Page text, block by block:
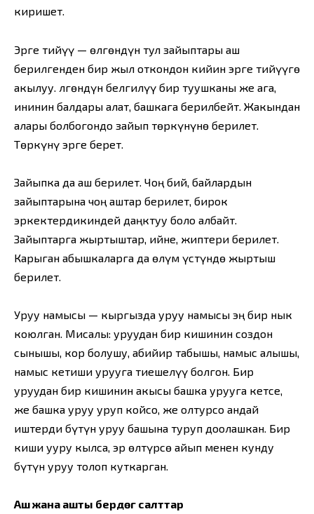
киришет.
Эрге тийүү — өлгөндүн тул зайыптары аш
берилгенден бир жыл откондон кийин эрге тийүүгө
акылуу. Өлгөндүн белгилүү бир туушканы же ага,
ининин балдары алат, башкага берилбейт. Жакындан
алары болбогондо зайып төркүнүнө берилет.
Төркүнү эрге берет.
Зайыпка да аш берилет. Чоң бий, байлардын
зайыптарына чоң аштар берилет, бирок
эркектердикиндей даңктуу боло албайт.
Зайыптарга жыртыштар, ийне, жиптери берилет.
Карыган абышкаларга да өлүм үстүндө жыртыш
берилет.
Уруу намысы — кыргызда уруу намысы эң бир нык
коюлган. Мисалы: уруудан бир кишинин создон
сынышы, кор болушу, абийир табышы, намыс алышы,
намыс кетиши урууга тиешелүү болгон. Бир
уруудан бир кишинин акысы башка урууга кетсе,
же башка уруу уруп койсо, же олтурсо андай
иштерди бүтүн уруу башына туруп доолашкан. Бир
киши ууру кылса, эр өлтүрсө айып менен кунду
бүтүн уруу толоп куткарган.
Аш жана ашты берүүдөгү салттар